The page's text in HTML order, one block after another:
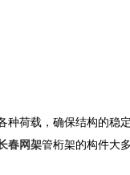
荷载，确保结构的稳
春网架管桁架的构件大